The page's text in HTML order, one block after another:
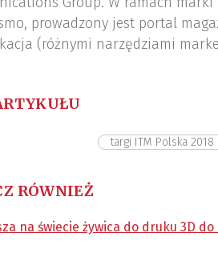
prowadzony jest portal
(różnymi narzędziami
targi ITM Polska 2018
RÓWNIEŻ